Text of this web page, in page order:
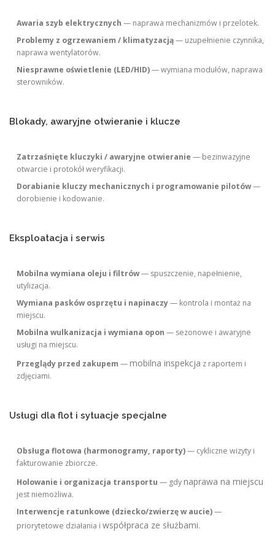
Awaria szyb elektrycznych — naprawa mechanizmów i przelotek.
Problemy z ogrzewaniem / klimatyzacją— uzupełnienie czynnika,
naprawa wentylatorów.
Niesprawne oświetlenie (LED/HID)— wymiana modułów, naprawa
sterowników.
Blokady, awaryjne otwieranie i klucze
Zatrzaśnięte kluczyki / awaryjne otwieranie — bezinwazyjne
otwarcie i protokół weryfikacji.
Dorabianie kluczy mechanicznych i programowanie pilotów—
dorobienie i kodowanie.
Eksploatacja i serwis
Mobilna wymiana oleju i filtrów— spuszczenie, napełnienie,
utylizacja.
Wymiana pasków osprzętu i napinaczy— kontrola i montaż na
miejscu.
Mobilna wulkanizacja i wymiana opon — sezonowe i awaryjne
usługi na miejscu.
Przeglądy przed zakupem —mobilna inspekcja z raportem i
zdjęciami.
Usługi dla flot i sytuacje specjalne
Obsługa flotowa (harmonogramy, raporty)— cykliczne wizyty i
fakturowanie zbiorcze.
Holowanie i organizacja transportu — gdynaprawa na miejscu
jest niemożliwa.
Interwencje ratunkowe (dziecko/zwierzę w aucie)—
priorytetowe działania iwspółpraca ze służbami.